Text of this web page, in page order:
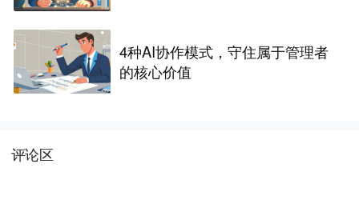
4种AI协作模式，守住属于管理者
的核心价值
评论区